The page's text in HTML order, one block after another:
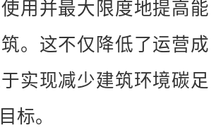
用并最大限度地提高能
。这不仅降低了运营成
实现减少建筑环境碳足
标。